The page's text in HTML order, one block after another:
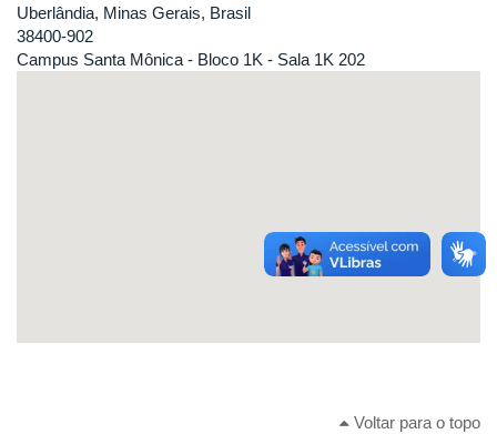
Uberlândia, Minas Gerais, Brasil
38400-902
Campus Santa Mônica - Bloco 1K - Sala 1K 202
Voltar para o topo